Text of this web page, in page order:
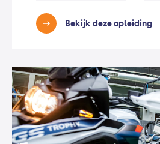
Bekijk deze opleiding